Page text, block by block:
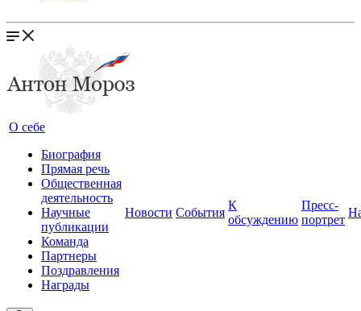
О себе
Биография
Прямая речь
Общественная
деятельность
Научные
публикации
Команда
Партнеры
Поздравления
Награды
Новости События
К
обсуждению
Пресс-
портрет